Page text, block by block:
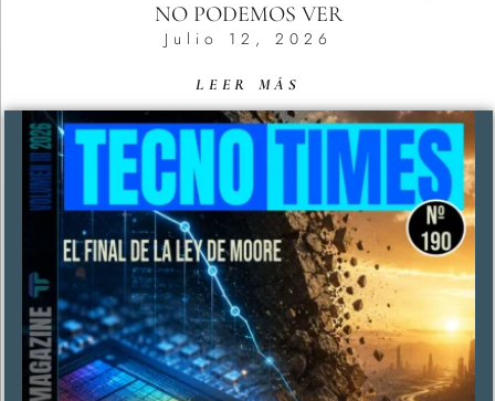
NO PODEMOS VER
Julio 12, 2026
LEER MÁS